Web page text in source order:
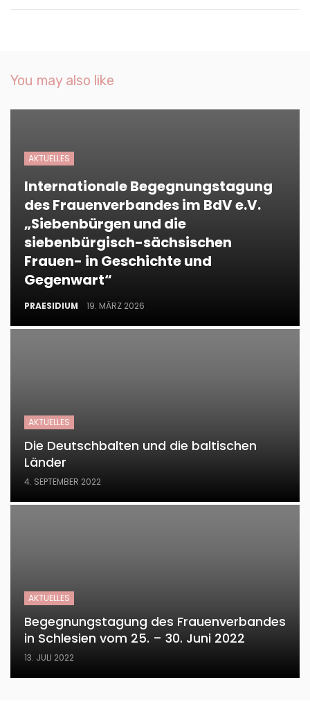
You may also like
AKTUELLES
Internationale Begegnungstagung
des Frauenverbandes im BdV e.V.
„Siebenbürgen und die
siebenbürgisch-sächsischen
Frauen- in Geschichte und
Gegenwart“
PRAESIDIUM 19. MÄRZ 2026
AKTUELLES
Die Deutschbalten und die baltischen
Länder
4. SEPTEMBER 2022
AKTUELLES
Begegnungstagung des Frauenverbandes
in Schlesien vom 25. – 30. Juni 2022
13. JULI 2022